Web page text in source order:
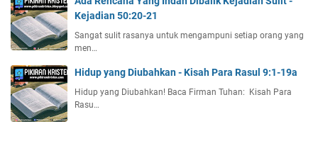
Kejadian 50:20-21
Sangat sulit rasanya untuk mengampuni setiap orang yang
men…
Hidup yang Diubahkan - Kisah Para Rasul 9:1-19a
Hidup yang Diubahkan! Baca Firman Tuhan: Kisah Para
Rasu…